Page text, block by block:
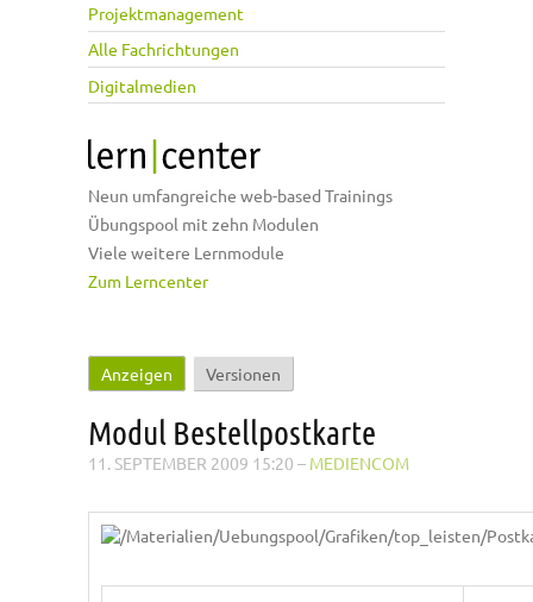
Projektmanagement
Alle Fachrichtungen
Digitalmedien
Neun umfangreiche web-based Trainings
Übungspool mit zehn Modulen
Viele weitere Lernmodule
Zum Lerncenter
Haupt-Reiter
Anzeigen (aktiver Reiter)
Versionen
Modul Bestellpostkarte
11. SEPTEMBER 2009 15:20 – MEDIENCOM